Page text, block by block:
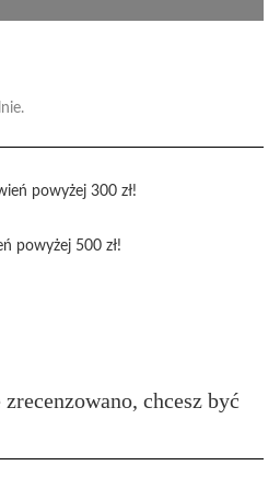
powyżej 300 zł!
powyżej 500 zł!
chcesz być